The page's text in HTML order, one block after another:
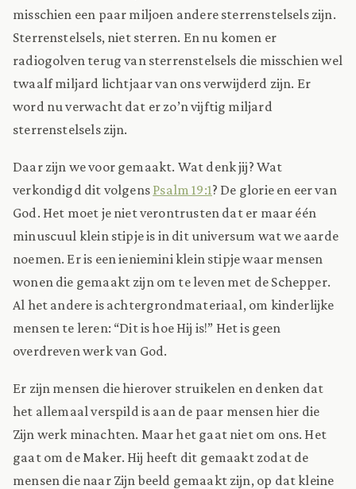
misschien een paar miljoen andere sterrenstelsels zijn.
Sterrenstelsels, niet sterren. En nu komen er
radiogolven terug van sterrenstelsels die misschien wel
twaalf miljard lichtjaar van ons verwijderd zijn. Er
word nu verwacht dat er zo’n vijftig miljard
sterrenstelsels zijn.
Daar zijn we voor gemaakt. Wat denk jij? Wat
verkondigd dit volgens Psalm 19:1? De glorie en eer van
God. Het moet je niet verontrusten dat er maar één
minuscuul klein stipje is in dit universum wat we aarde
noemen. Er is een ieniemini klein stipje waar mensen
wonen die gemaakt zijn om te leven met de Schepper.
Al het andere is achtergrondmateriaal, om kinderlijke
mensen te leren: “Dit is hoe Hij is!” Het is geen
overdreven werk van God.
Er zijn mensen die hierover struikelen en denken dat
het allemaal verspild is aan de paar mensen hier die
Zijn werk minachten. Maar het gaat niet om ons. Het
gaat om de Maker. Hij heeft dit gemaakt zodat de
mensen die naar Zijn beeld gemaakt zijn, op dat kleine